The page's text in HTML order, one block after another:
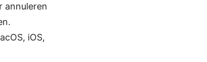
annuleren
iOS,